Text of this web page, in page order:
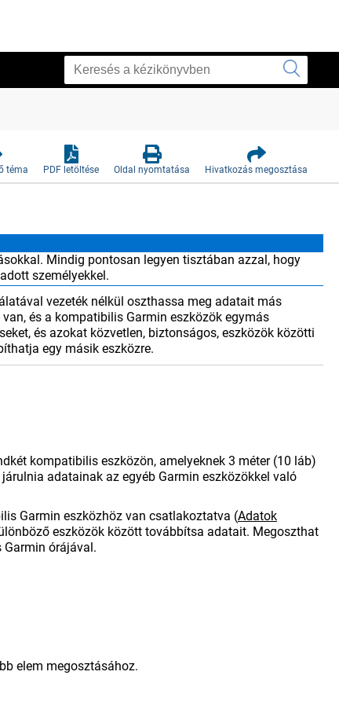
téma PDF letöltése Oldal nyomtatása Hivatkozás megosztása
Mindig pontosan legyen tisztában azzal, hogy
személyekkel.
vezeték nélkül oszthassa meg adatait más
és a kompatibilis Garmin eszközök egymás
és azokat közvetlen, biztonságos, eszközök közötti
egy másik eszközre.
kompatibilis eszközön, amelyeknek 3 méter (10 láb)
adatainak az egyéb Garmin eszközökkel való
Garmin eszközhöz van csatlakoztatva (Adatok
eszközök között továbbítsa adatait. Megoszthat
órájával.
elem megosztásához.